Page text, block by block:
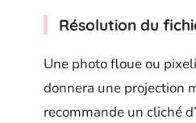
Résolution du
Une photo floue ou
donnera une projection
recommande un cliché